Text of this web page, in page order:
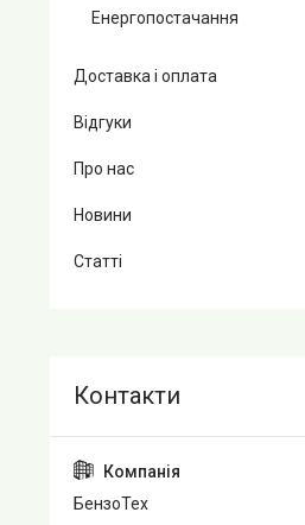
Енергопостачання
Доставка і оплата
Відгуки
Про нас
Новини
Статті
БензоТех